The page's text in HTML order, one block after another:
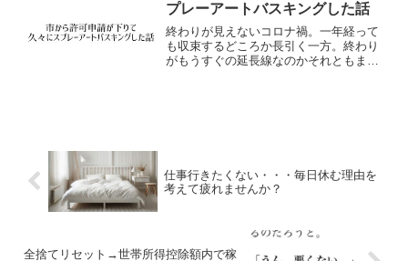
プレーアートバスキングした話
終わりが見えないコロナ禍。一年経って
も収束するどころか長引く一方。終わり
がもうすぐの延長線なのかそれともまだ
仕事行きたくない・・・毎日休む理由を
考えて疲れませんか？
全捨てリセット→世帯所得控除額内で稼